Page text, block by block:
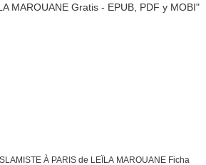
À PARIS de LEÏLA MAROUANE Ficha